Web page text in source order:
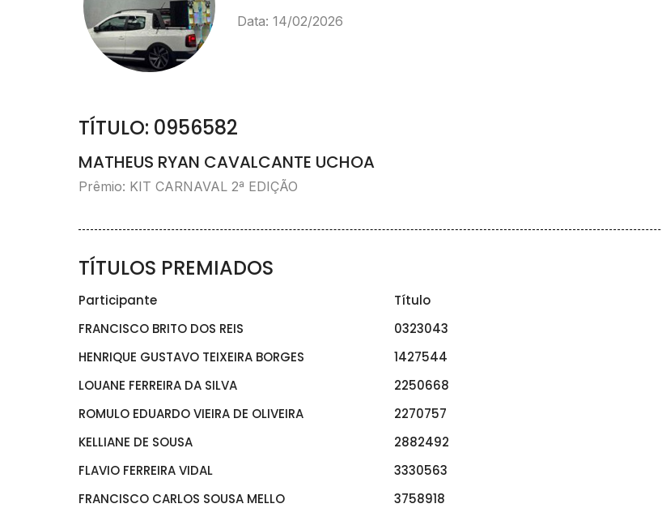
Data: 14/02/2026
TÍTULO: 0956582
MATHEUS RYAN CAVALCANTE UCHOA
Prêmio: KIT CARNAVAL 2ª EDIÇÃO
TÍTULOS PREMIADOS
Participante Título
FRANCISCO BRITO DOS REIS
0323043
HENRIQUE GUSTAVO TEIXEIRA BORGES
1427544
LOUANE FERREIRA DA SILVA
2250668
ROMULO EDUARDO VIEIRA DE OLIVEIRA
2270757
KELLIANE DE SOUSA
2882492
FLAVIO FERREIRA VIDAL
3330563
FRANCISCO CARLOS SOUSA MELLO
3758918